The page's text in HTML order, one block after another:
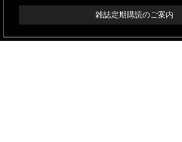
雑誌定期購読のご案内